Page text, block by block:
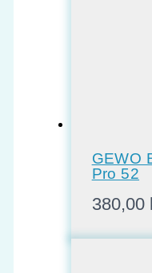
GEWO
Pro 52
380,00